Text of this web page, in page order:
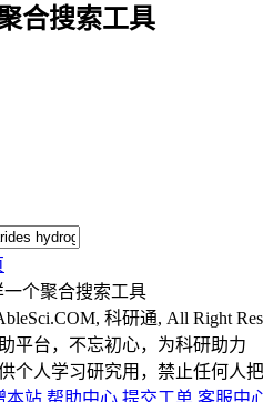
合搜索工具
个聚合搜索工具
科研通, All Right
平台，不忘初心，为科研助力
个人学习研究用，禁止任何人
本站 帮助中心 提交工单 客服中